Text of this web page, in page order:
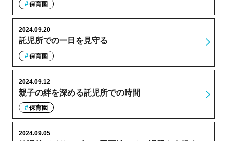
保育園
託児所での一日を見守る
2024.09.20
保育園
親子の絆を深める託児所での時間
2024.09.12
保育園
2024.09.05